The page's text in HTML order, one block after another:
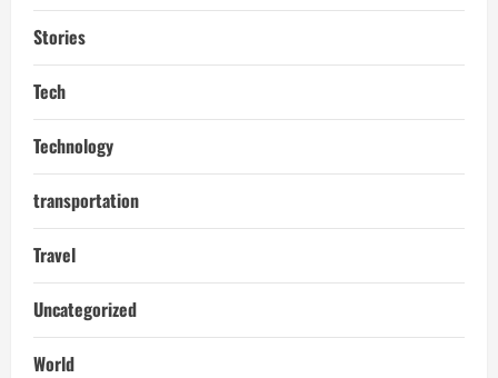
Stories
Tech
Technology
transportation
Travel
Uncategorized
World